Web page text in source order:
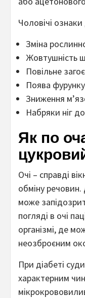
Чоловічі ознаки
Зміна
Жовтушність
Повільне
Поява
Зниження
Набряки ніг
Як по
Очі – справді
обміну
може
погляді в очі
організмі, де
неозброєним
При діабеті
характерним